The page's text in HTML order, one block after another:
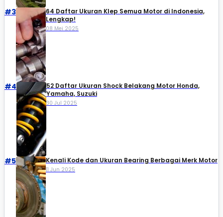
#3
64 Daftar Ukuran Klep Semua Motor di Indonesia,
Lengkap!
08 Mei 2025
#4
52 Daftar Ukuran Shock Belakang Motor Honda,
Yamaha, Suzuki​
30 Jul 2025
#5 Kenali Kode dan Ukuran Bearing Berbagai Merk Motor
11 Jun 2025